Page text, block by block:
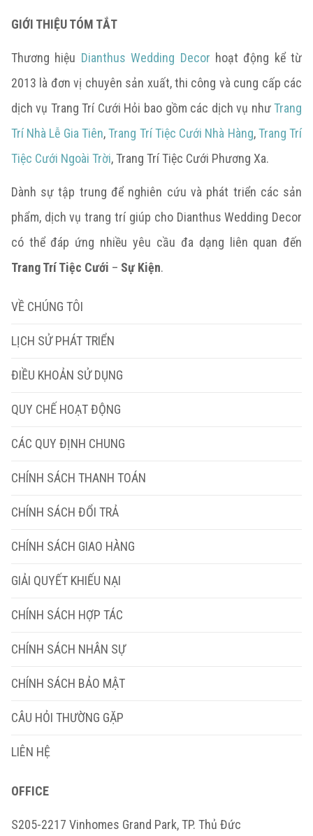
GIỚI THIỆU TÓM TẮT
Thương hiệu Dianthus Wedding Decor hoạt động kể từ
2013 là đơn vị chuyên sản xuất, thi công và cung cấp các
dịch vụ Trang Trí Cưới Hỏi bao gồm các dịch vụ nhưTrang
Trí Nhà Lễ Gia Tiên,Trang Trí Tiệc Cưới Nhà Hàng,Trang Trí
Tiệc Cưới Ngoài Trời, Trang Trí Tiệc Cưới Phương Xa.
Dành sự tập trung để nghiên cứu và phát triển các sản
phẩm, dịch vụ trang trí giúp cho Dianthus Wedding Decor
có thể đáp ứng nhiều yêu cầu đa dạng liên quan đến
Trang Trí Tiệc Cưới – Sự Kiện.
VỀ CHÚNG TÔI
LỊCH SỬ PHÁT TRIỂN
ĐIỀU KHOẢN SỬ DỤNG
QUY CHẾ HOẠT ĐỘNG
CÁC QUY ĐỊNH CHUNG
CHÍNH SÁCH THANH TOÁN
CHÍNH SÁCH ĐỔI TRẢ
CHÍNH SÁCH GIAO HÀNG
GIẢI QUYẾT KHIẾU NẠI
CHÍNH SÁCH HỢP TÁC
CHÍNH SÁCH NHÂN SỰ
CHÍNH SÁCH BẢO MẬT
CÂU HỎI THƯỜNG GẶP
LIÊN HỆ
OFFICE
S205-2217 Vinhomes Grand Park, TP. Thủ Đức